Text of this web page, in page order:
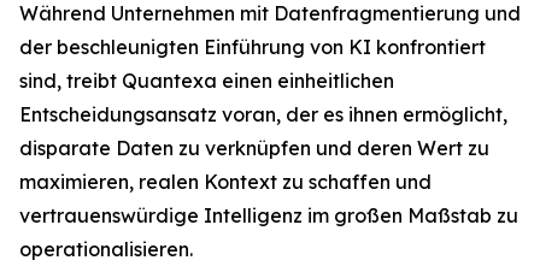
Während Unternehmen mit Datenfragmentierung und
der beschleunigten Einführung von KI konfrontiert
sind, treibt Quantexa einen einheitlichen
Entscheidungsansatz voran, der es ihnen ermöglicht,
disparate Daten zu verknüpfen und deren Wert zu
maximieren, realen Kontext zu schaffen und
vertrauenswürdige Intelligenz im großen Maßstab zu
operationalisieren.